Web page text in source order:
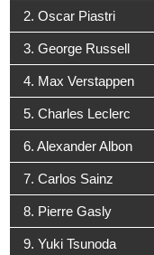
2. Oscar Piastri
3. George Russell
4. Max Verstappen
5. Charles Leclerc
6. Alexander Albon
7. Carlos Sainz
8. Pierre Gasly
9. Yuki Tsunoda